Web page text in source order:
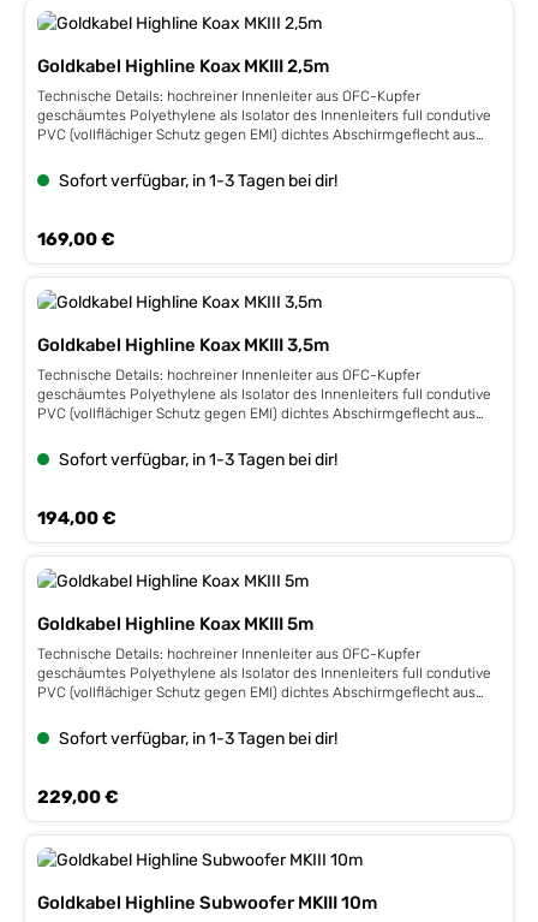
Goldkabel Highline Koax MKIII 2,5m
Technische Details: hochreiner Innenleiter aus OFC-Kupfer
geschäumtes Polyethylene als Isolator des Innenleiters full condutive
PVC (vollflächiger Schutz gegen EMI) dichtes Abschirmgeflecht aus
festen Sitz auf der Buchse vergoldete Kontakte hochwertiges
Außengewebe mit feiner Haptik
Sofort verfügbar, in 1-3 Tagen bei dir!
Regulärer Preis:
169,00 €
Goldkabel Highline Koax MKIII 3,5m
Technische Details: hochreiner Innenleiter aus OFC-Kupfer
geschäumtes Polyethylene als Isolator des Innenleiters full condutive
PVC (vollflächiger Schutz gegen EMI) dichtes Abschirmgeflecht aus
festen Sitz auf der Buchse vergoldete Kontakte hochwertiges
Außengewebe mit feiner Haptik
Sofort verfügbar, in 1-3 Tagen bei dir!
Regulärer Preis:
194,00 €
Goldkabel Highline Koax MKIII 5m
Technische Details: hochreiner Innenleiter aus OFC-Kupfer
geschäumtes Polyethylene als Isolator des Innenleiters full condutive
PVC (vollflächiger Schutz gegen EMI) dichtes Abschirmgeflecht aus
festen Sitz auf der Buchse vergoldete Kontakte hochwertiges
Außengewebe mit feiner Haptik
Sofort verfügbar, in 1-3 Tagen bei dir!
Regulärer Preis:
229,00 €
Goldkabel Highline Subwoofer MKIII 10m